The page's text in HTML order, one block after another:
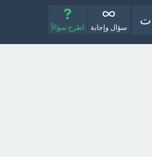
سؤال وإجابة اطرح سؤالاً